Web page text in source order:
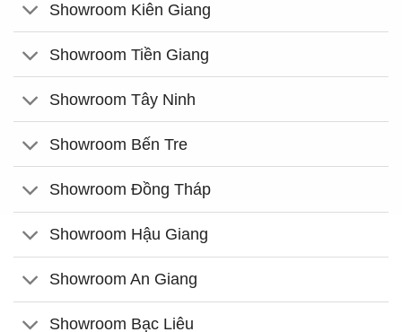
Showroom Kiên Giang
Showroom Tiền Giang
Showroom Tây Ninh
Showroom Bến Tre
Showroom Đồng Tháp
Showroom Hậu Giang
Showroom An Giang
Showroom Bạc Liêu